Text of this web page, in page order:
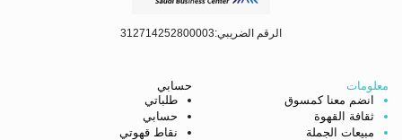
الرقم الضريبي:312714252800003
معلومات
انضم معنا كمسوق
ثقافة القهوة
مبيعات الجملة
حسابي
طلباتي
حسابي
نقاط قهوتي